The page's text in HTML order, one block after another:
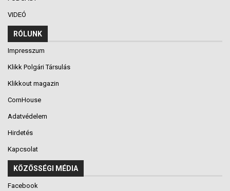
VIDEÓ
RÓLUNK
Impresszum
Klikk Polgári Társulás
Klikkout magazin
CornHouse
Adatvédelem
Hirdetés
Kapcsolat
KÖZÖSSÉGI MÉDIA
Facebook